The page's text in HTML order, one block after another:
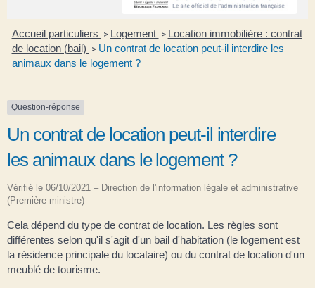
Accueil particuliers > Logement > Location immobilière : contrat
de location (bail) > Un contrat de location peut-il interdire les
animaux dans le logement ?
Question-réponse
Un contrat de location peut-il interdire
les animaux dans le logement ?
Vérifié le 06/10/2021 – Direction de l'information légale et administrative
(Première ministre)
Cela dépend du type de contrat de location. Les règles sont
différentes selon qu'il s'agit d'un bail d'habitation (le logement est
la résidence principale du locataire) ou du contrat de location d'un
meublé de tourisme.